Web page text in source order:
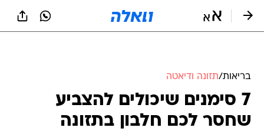
בריאות/תזונה ודיאטה
7 סימנים שיכולים להצביע
שחסר לכם חלבון בתזונה